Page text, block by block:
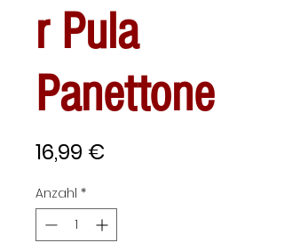
r Pula
Panettone
16,99 €
Anzahl *